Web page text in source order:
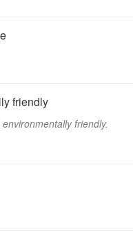
friendly
friendly.